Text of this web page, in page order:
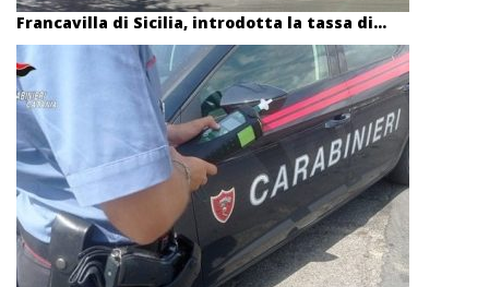
Francavilla di Sicilia, introdotta la tassa di...